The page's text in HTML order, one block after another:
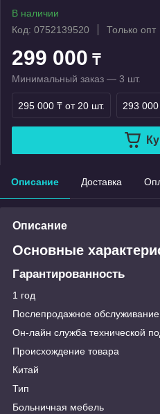
В наличии
Код: 0752139520
Только опт
299 000 ₸
Минимальный заказ — 3 шт.
295 000 ₸ от 20 шт. 293
Описание Доставка
Описание
Основные
Гарантированность
1 год
Послепродажное обслуживание
Он-лайн служба технической
Происхождение товара
Китай
Тип
Больничная мебель